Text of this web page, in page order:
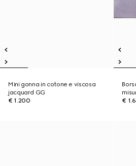
Mini gonna in cotone e viscosa
jacquard GG
€ 1.200
€